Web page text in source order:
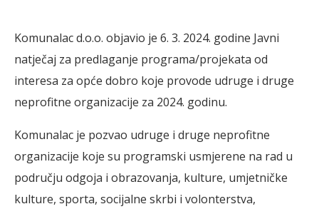
Komunalac d.o.o. objavio je 6. 3. 2024. godine Javni
natječaj za predlaganje programa/projekata od
interesa za opće dobro koje provode udruge i druge
neprofitne organizacije za 2024. godinu.
Komunalac je pozvao udruge i druge neprofitne
organizacije koje su programski usmjerene na rad u
području odgoja i obrazovanja, kulture, umjetničke
kulture, sporta, socijalne skrbi i volonterstva,